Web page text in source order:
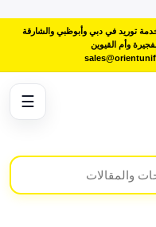
توريد في دبي وأبوظبي والشارقة
وأم القيوين
☰